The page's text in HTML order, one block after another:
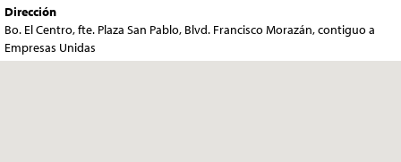
Dirección
Bo. El Centro, fte. Plaza San Pablo, Blvd. Francisco Morazán, contiguo a
Empresas Unidas